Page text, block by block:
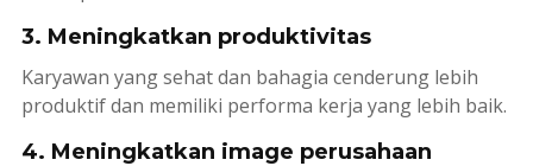
3. Meningkatkan produktivitas
Karyawan yang sehat dan bahagia cenderung lebih
produktif dan memiliki performa kerja yang lebih baik.
4. Meningkatkan image perusahaan